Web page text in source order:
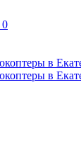
0